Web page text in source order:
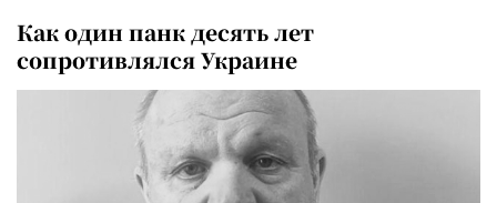
Как один панк десять лет
сопротивлялся Украине